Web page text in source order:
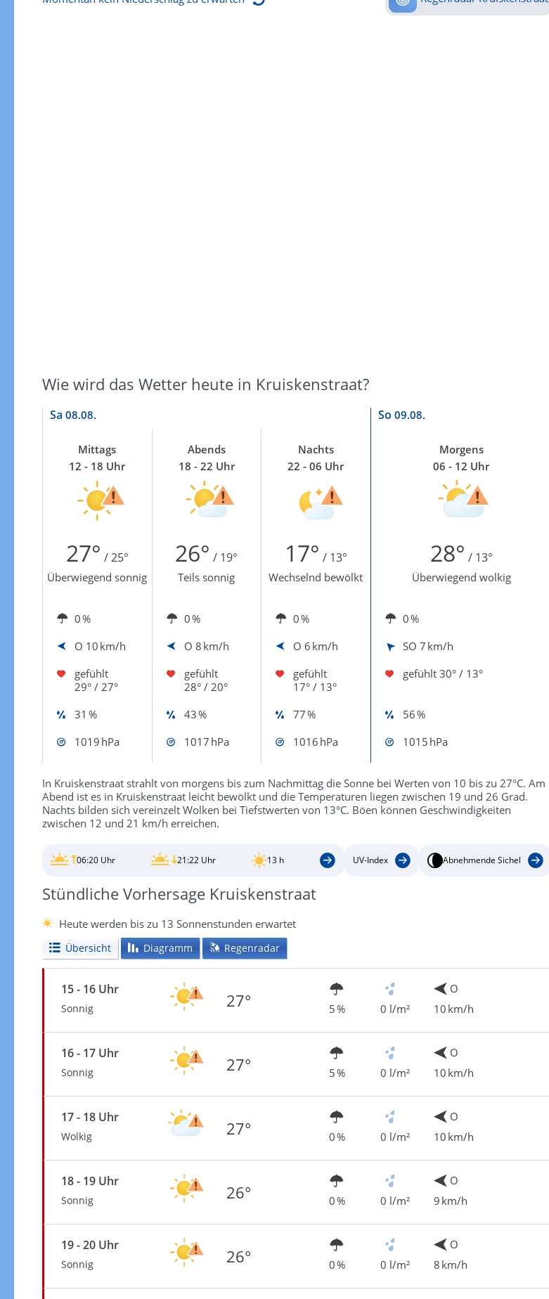
Wie wird das Wetter heute in Kruiskenstraat?
Sa 08.08. So 09.08.
Mittags
12 - 18 Uhr
Abends
18 - 22 Uhr
Nachts
22 - 06 Uhr
Morgens
06 - 12 Uhr
27° / 25° 26° / 19° 17° / 13° 28° / 13°
Überwiegend sonnig Teils sonnig Wechselnd bewölkt Überwiegend wolkig
0 % 0 % 0 %
0 %
O 10 km/h O 8 km/h O 6 km/h SO 7 km/h
gefühlt
29° / 27°
gefühlt
28° / 20°
gefühlt
17° / 13°
gefühlt 30° / 13°
31 % 43 % 77 %
56 %
1019 hPa
1017 hPa 1016 hPa 1015 hPa
In Kruiskenstraat strahlt von morgens bis zum Nachmittag die Sonne bei Werten von 10 bis zu 27°C. Am
Abend ist es in Kruiskenstraat leicht bewölkt und die Temperaturen liegen zwischen 19 und 26 Grad.
Nachts bilden sich vereinzelt Wolken bei Tiefstwerten von 13°C. Böen können Geschwindigkeiten
zwischen 12 und 21 km/h erreichen.
06:20 Uhr 21:22 Uhr 13 h UV-Index Abnehmende Sichel
Stündliche Vorhersage Kruiskenstraat
Heute werden bis zu 13 Sonnenstunden erwartet
Übersicht Diagramm Regenradar
15 - 16 Uhr
Sonnig 27° 5 % 0 l/m²
O
10 km/h
16 - 17 Uhr
Sonnig 27° 5 % 0 l/m²
O
10 km/h
17 - 18 Uhr
Wolkig 27° 0 % 0 l/m²
O
10 km/h
18 - 19 Uhr
Sonnig 26° 0 % 0 l/m²
O
9 km/h
19 - 20 Uhr
Sonnig 26° 0 % 0 l/m²
O
8 km/h